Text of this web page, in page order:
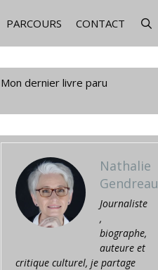
PARCOURS CONTACT
Mon dernier livre paru
Nathalie
Gendreau
Journaliste
,
biographe,
auteure et
critique culturel, je partage